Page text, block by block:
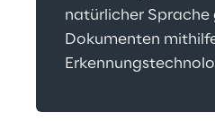
natürlicher Sprache
Dokumenten